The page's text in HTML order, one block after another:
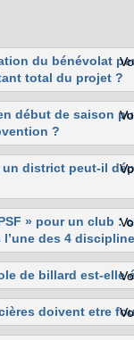
du bénévolat
total du projet ?
début de saison
?
district peut-il
» pour un club :
des 4
de billard est-elle
doivent etre